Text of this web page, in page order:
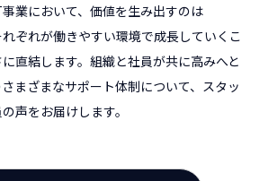
業において、価値を生み出すのは
れぞれが働きやすい環境で成長していくこ
直結します。組織と社員が共に高みへと
まざまなサポート体制について、スタッ
声をお届けします。